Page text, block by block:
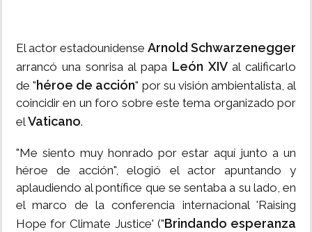
El actor estadounidense Arnold Schwarzenegger
arrancó una sonrisa al papa León XIVal calificarlo
de " héroe de acción" por su visión ambientalista, al
coincidir en un foro sobre este tema organizado por
elVaticano.
"Me siento muy honrado por estar aquí junto a un
héroe de acción", elogió el actor apuntando y
aplaudiendo al pontífice que se sentaba a su lado, en
el marco de la conferencia internacional 'Raising
Hope for Climate Justice' ("Brindando esperanza